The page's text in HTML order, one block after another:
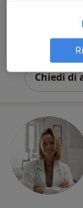
Prima
Chiedi di